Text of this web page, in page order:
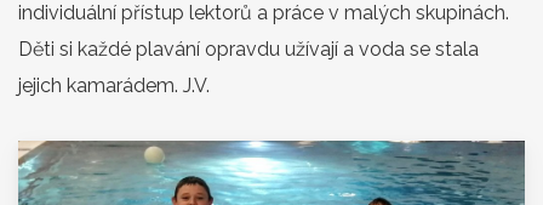
individuální přístup lektorů a práce v malých skupinách.
Děti si každé plavání opravdu užívají a voda se stala
jejich kamarádem. J.V.